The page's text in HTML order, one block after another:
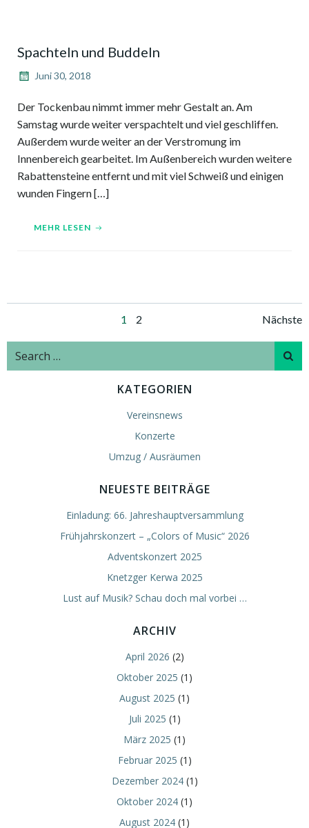
Spachteln und Buddeln
Juni 30, 2018
Der Tockenbau nimmt immer mehr Gestalt an. Am
Samstag wurde weiter verspachtelt und viel geschliffen.
Außerdem wurde weiter an der Verstromung im
Innenbereich gearbeitet. Im Außenbereich wurden weitere
Rabattensteine entfernt und mit viel Schweiß und einigen
wunden Fingern […]
MEHR LESEN
navigation
Page
1 Page
2 Nächste
Search
KATEGORIEN
Vereinsnews
Konzerte
Umzug / Ausräumen
NEUESTE BEITRÄGE
Einladung: 66. Jahreshauptversammlung
Frühjahrskonzert – „Colors of Music“ 2026
Adventskonzert 2025
Knetzger Kerwa 2025
Lust auf Musik? Schau doch mal vorbei …
ARCHIV
April 2026 (2)
Oktober 2025 (1)
August 2025 (1)
Juli 2025 (1)
März 2025 (1)
Februar 2025 (1)
Dezember 2024(1)
Oktober 2024 (1)
August 2024 (1)